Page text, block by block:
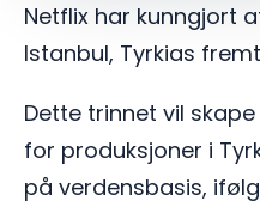
Netflix har kunngjort
Istanbul, Tyrkias
Dette trinnet vil
for produksjoner i
på verdensbasis,